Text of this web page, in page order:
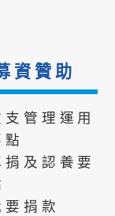
資贊助
支管理運用
點
捐及認養要
要捐款